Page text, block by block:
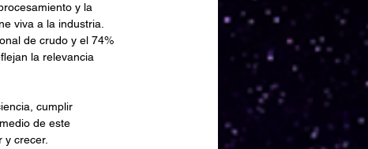
y la
viva a la industria.
de crudo y el 74%
la relevancia
cumplir
de este
y crecer.